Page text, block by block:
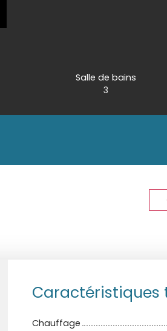
Salle de bains
3
Caractéristiques
Chauffage